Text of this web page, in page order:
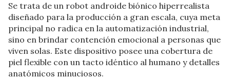
Se trata de un robot androide biónico hiperrealista
diseñado para la producción a gran escala, cuya meta
principal no radica en la automatización industrial,
sino en brindar contención emocional a personas que
viven solas. Este dispositivo posee una cobertura de
piel flexible con un tacto idéntico al humano y detalles
anatómicos minuciosos.